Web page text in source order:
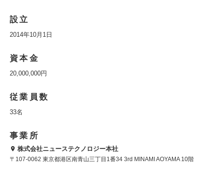
設立
2014年10月1日
資本金
20,000,000円
従業員数
33名
事業所
株式会社ニューステクノロジー本社
〒107-0062 東京都港区南青山三丁目1番34 3rd MINAMI AOYAMA 10階